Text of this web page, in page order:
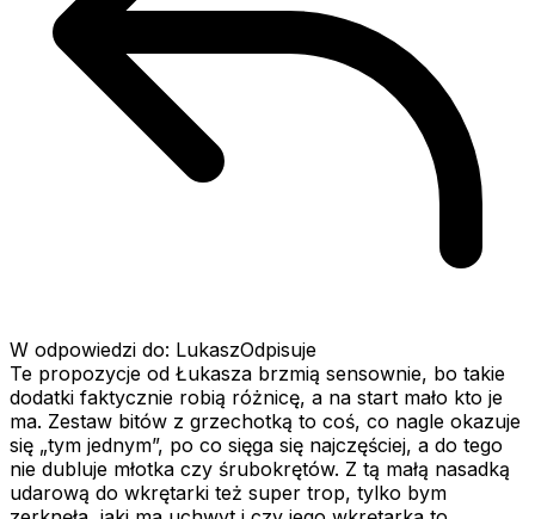
W odpowiedzi do: LukaszOdpisuje
Te propozycje od Łukasza brzmią sensownie, bo takie
dodatki faktycznie robią różnicę, a na start mało kto je
ma. Zestaw bitów z grzechotką to coś, co nagle okazuje
się „tym jednym”, po co sięga się najczęściej, a do tego
nie dubluje młotka czy śrubokrętów. Z tą małą nasadką
udarową do wkrętarki też super trop, tylko bym